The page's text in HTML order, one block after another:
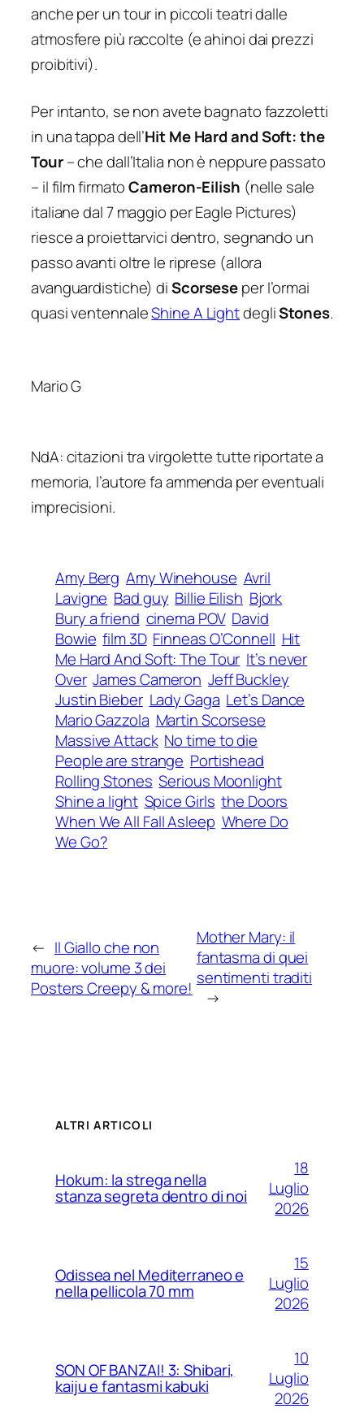
anche per un tour in piccoli teatri dalle
atmosfere più raccolte (e ahinoi dai prezzi
proibitivi).
Per intanto, se non avete bagnato fazzoletti
in una tappa dell’Hit Me Hard and Soft: the
Tour– che dall’Italia non è neppure passato
– il film firmatoCameron-Eilish (nelle sale
italiane dal 7 maggio per Eagle Pictures)
riesce a proiettarvici dentro, segnando un
passo avanti oltre le riprese (allora
avanguardistiche) diScorseseper l’ormai
quasi ventennaleShine A LightdegliStones.
Mario G
NdA: citazioni tra virgolette tutte riportate a
memoria, l’autore fa ammenda per eventuali
imprecisioni.
Amy Berg Amy Winehouse Avril
Lavigne Bad guy Billie Eilish Bjork
Bury a friend cinema POV David
Bowie film 3D Finneas O’Connell Hit
Me Hard And Soft: The Tour It’s never
Over James Cameron Jeff Buckley
Justin Bieber Lady Gaga Let’s Dance
Mario Gazzola Martin Scorsese
Massive Attack No time to die
People are strange Portishead
Rolling Stones Serious Moonlight
Shine a light Spice Girls the Doors
When We All Fall Asleep Where Do
We Go?
← Il Giallo che non
muore: volume 3 dei
Posters Creepy & more!
Mother Mary: il
fantasma di quei
sentimenti traditi
→
ALTRI ARTICOLI
Hokum: la strega nella
stanza segreta dentro di noi
18
Luglio
2026
Odissea nel Mediterraneo e
nella pellicola 70 mm
15
Luglio
2026
SON OF BANZAI! 3: Shibari,
kaiju e fantasmi kabuki
10
Luglio
2026